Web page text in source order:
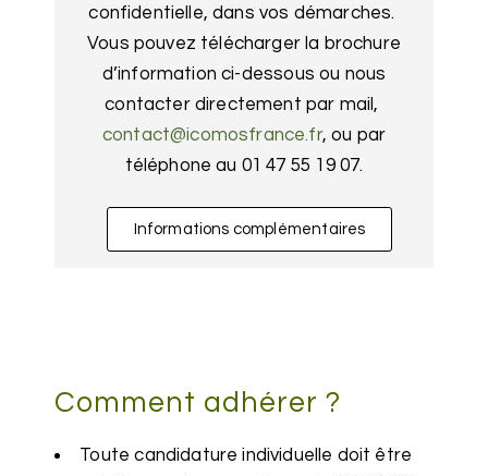
confidentielle, dans vos démarches.
Vous pouvez télécharger la brochure
d’information ci-dessous ou nous
contacter directement par mail,
contact@icomosfrance.fr, ou par
téléphone au 01 47 55 19 07.
Informations complémentaires
Comment adhérer ?
Toute candidature individuelle doit être